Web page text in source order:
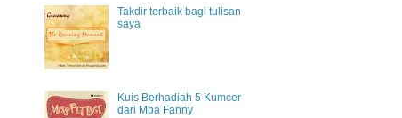
Takdir terbaik bagi tulisan
saya
Kuis Berhadiah 5 Kumcer
dari Mba Fanny